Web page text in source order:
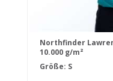
Northfinder
10.000 g/m²
Größe: S